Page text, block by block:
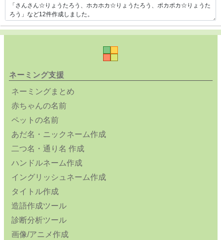
ネーミング支援
ネーミングまとめ
赤ちゃんの名前
ペットの名前
あだ名・ニックネーム作成
二つ名・通り名 作成
ハンドルネーム作成
イングリッシュネーム作成
タイトル作成
造語作成ツール
診断分析ツール
画像/アニメ作成